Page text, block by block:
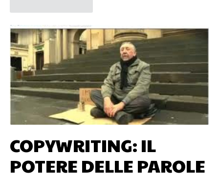
COPYWRITING: IL
POTERE DELLE PAROLE